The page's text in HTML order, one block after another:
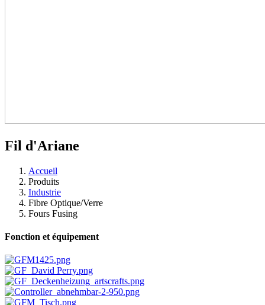
Fil d'Ariane
Accueil
Produits
Industrie
Fibre Optique/​Verre
Fours Fusing
Fonction et équipement